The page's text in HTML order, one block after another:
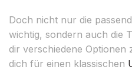
Doch nicht nur die
wichtig, sondern auch die
dir verschiedene
dich für einen klassischen